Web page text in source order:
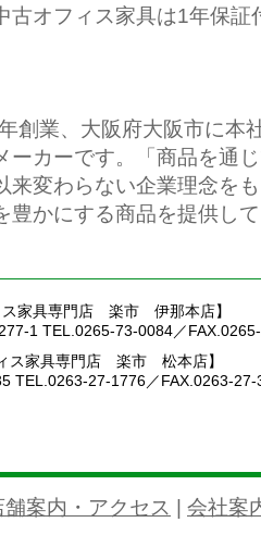
古オフィス家具は1年保証
創業、大阪府大阪市に本
ーカーです。「商品を通
来変わらない企業理念を
豊かにする商品を提供し
ス家具専門店 楽市 伊那本店】
1 TEL.0265-73-0084／
ス家具専門店 楽市 松本店】
TEL.0263-27-1776／FAX.0263-27-
舗案内・アクセス
会社案